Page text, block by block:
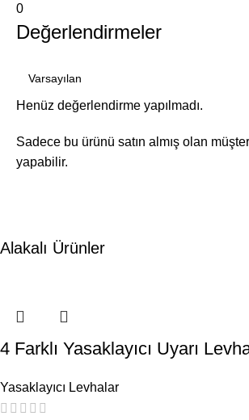
0
Değerlendirmeler
Henüz değerlendirme yapılmadı.
Sadece bu ürünü satın almış olan
yapabilir.
Alakalı Ürünler
4 Farklı Yasaklayıcı Uyarı
Yasaklayıcı Levhalar